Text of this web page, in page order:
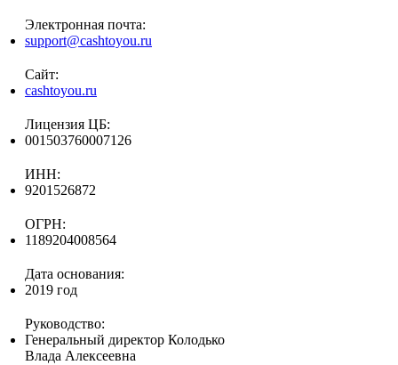
Электронная почта:
support@cashtoyou.ru
Сайт:
cashtoyou.ru
Лицензия ЦБ:
001503760007126
ИНН:
9201526872
ОГРН:
1189204008564
Дата основания:
2019 год
Руководство:
Генеральный директор Колодько
Влада Алексеевна